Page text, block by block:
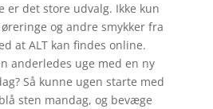
er det store udvalg. Ikke kun
og andre smykker fra
at ALT kan findes online.
anderledes uge med en ny
Så kunne ugen starte med
sten mandag, og bevæge